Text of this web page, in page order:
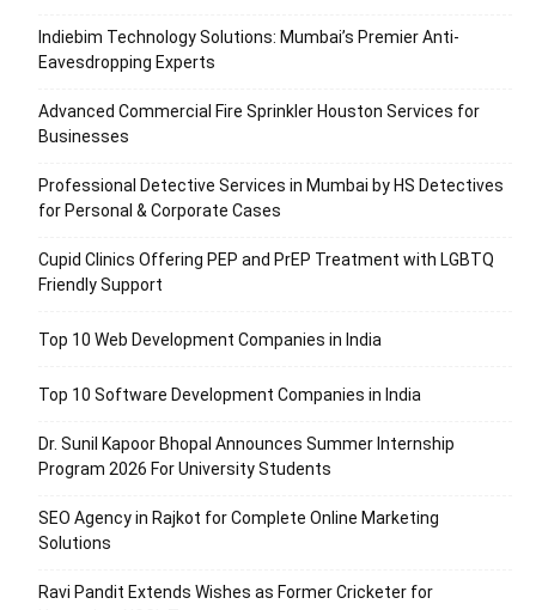
Indiebim Technology Solutions: Mumbai’s Premier Anti-
Eavesdropping Experts
Advanced Commercial Fire Sprinkler Houston Services for
Businesses
Professional Detective Services in Mumbai by HS Detectives
for Personal & Corporate Cases
Cupid Clinics Offering PEP and PrEP Treatment with LGBTQ
Friendly Support
Top 10 Web Development Companies in India
Top 10 Software Development Companies in India
Dr. Sunil Kapoor Bhopal Announces Summer Internship
Program 2026 For University Students
SEO Agency in Rajkot for Complete Online Marketing
Solutions
Ravi Pandit Extends Wishes as Former Cricketer for